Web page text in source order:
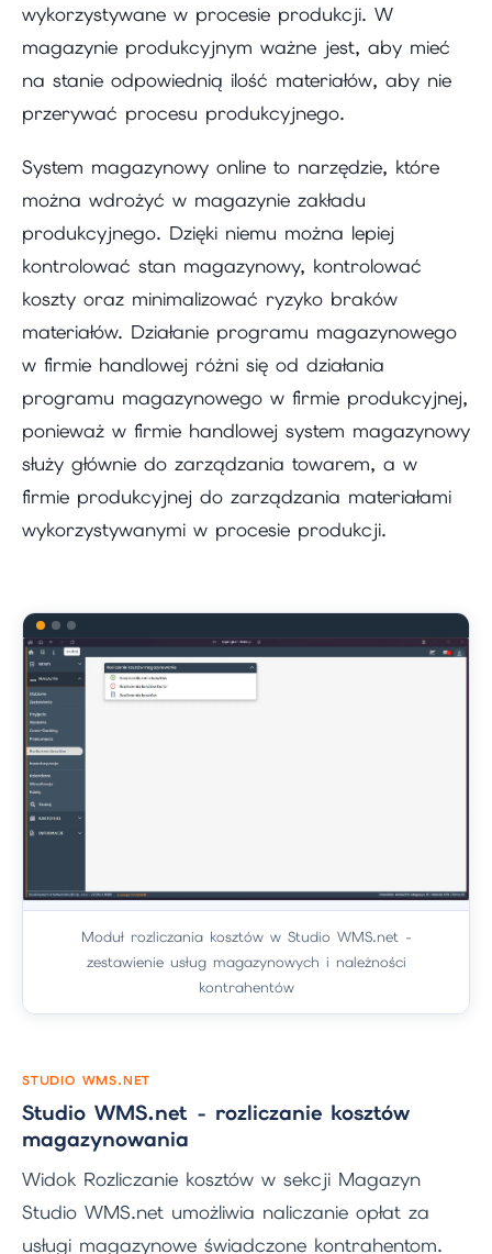
wykorzystywane w procesie produkcji. W
magazynie produkcyjnym ważne jest, aby mieć
na stanie odpowiednią ilość materiałów, aby nie
przerywać procesu produkcyjnego.
System magazynowy online to narzędzie, które
można wdrożyć w magazynie zakładu
produkcyjnego. Dzięki niemu można lepiej
kontrolować stan magazynowy, kontrolować
koszty oraz minimalizować ryzyko braków
materiałów. Działanie programu magazynowego
w firmie handlowej różni się od działania
programu magazynowego w firmie produkcyjnej,
ponieważ w firmie handlowej system magazynowy
służy głównie do zarządzania towarem, a w
firmie produkcyjnej do zarządzania materiałami
wykorzystywanymi w procesie produkcji.
Moduł rozliczania kosztów w Studio WMS.net -
zestawienie usług magazynowych i należności
kontrahentów
STUDIO WMS.NET
Studio WMS.net - rozliczanie kosztów
magazynowania
Widok Rozliczanie kosztów w sekcji Magazyn
Studio WMS.net umożliwia naliczanie opłat za
usługi magazynowe świadczone kontrahentom.